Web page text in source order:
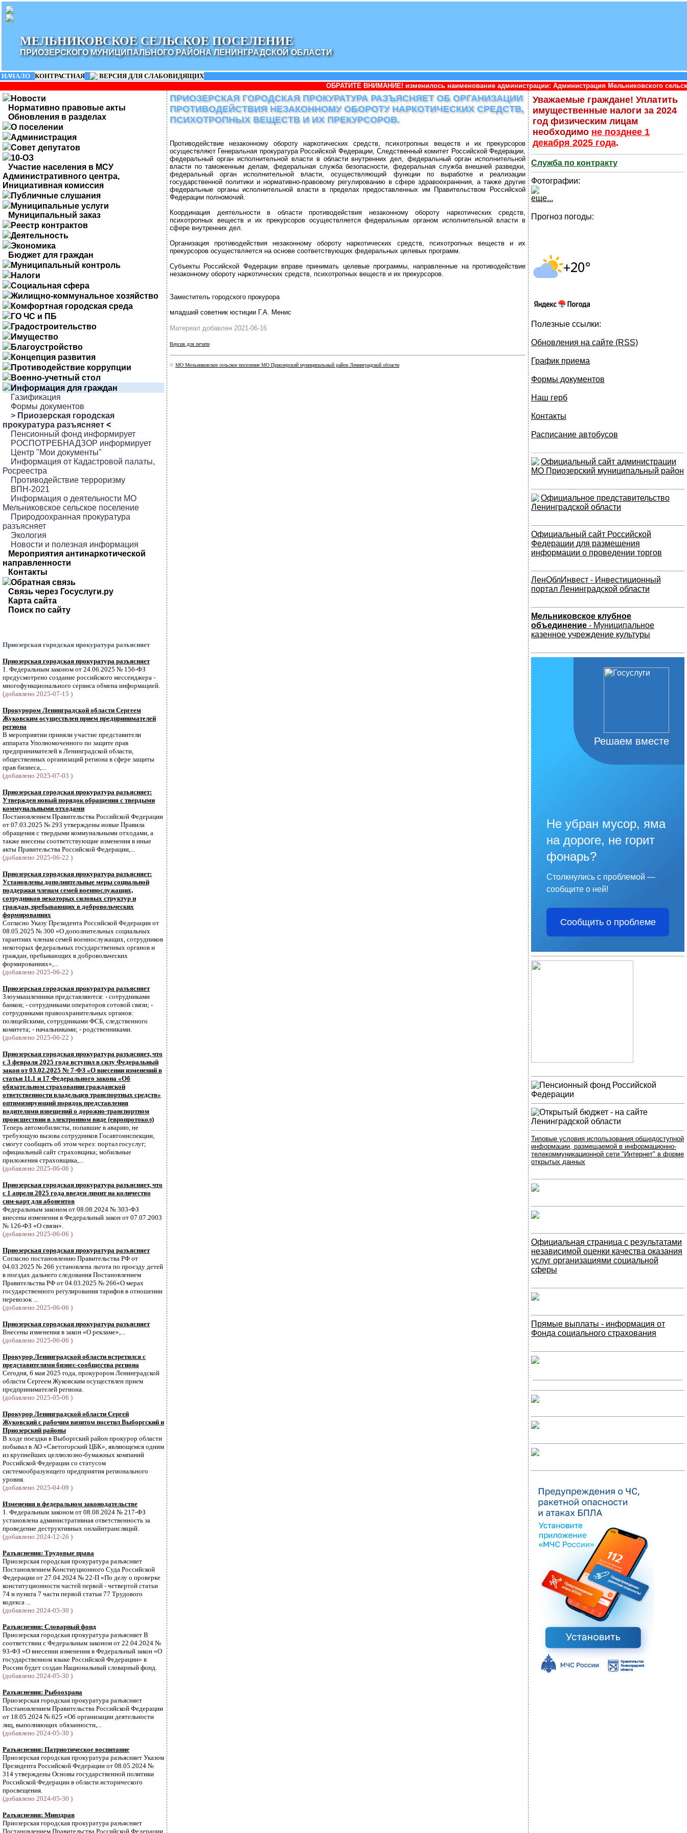
МЕЛЬНИКОВСКОЕ СЕЛЬСКОЕ ПОСЕЛЕНИЕ
ПРИОЗЕРСКОГО МУНИЦИПАЛЬНОГО РАЙОНА ЛЕНИНГРАДСКОЙ ОБЛАСТИ
НАЧАЛО | КОНТРАСТНАЯ |
ВЕРСИЯ ДЛЯ СЛАБОВИДЯЩИХ
ОБРАТИТЕ ВНИМАНИЕ! изменилось наименование администрации: Администрация Мельниковского сельского поселения
Новости
Нормативно правовые акты
Обновления в разделах
О поселении
Администрация
Совет депутатов
10-ОЗ
Участие населения в МСУ
Административного центра,
Инициативная комиссия
Публичные слушания
Муниципальные услуги
Муниципальный заказ
Реестр контрактов
Деятельность
Экономика
Бюджет для граждан
Муниципальный контроль
Налоги
Социальная сфера
Жилищно-коммунальное хозяйство
Комфортная городская среда
ГО ЧС и ПБ
Градостроительство
Имущество
Благоустройство
Концепция развития
Противодействие коррупции
Военно-учетный стол
Информация для граждан
Газификация
Формы документов
> Приозерская городская
прокуратура разъясняет <
Пенсионный фонд информирует
РОСПОТРЕБНАДЗОР информирует
Центр "Мои документы"
Информация от Кадастровой палаты,
Росреестра
Противодействие терроризму
ВПН-2021
Информация о деятельности МО
Мельниковское сельское поселение
Природоохранная прокуратура
разъясняет
Экология
Новости и полезная информация
Мероприятия антинаркотической
направленности
Контакты
Обратная связь
Связь через Госуслуги.ру
Карта сайта
Поиск по сайту
Приозерская городская прокуратура разъясняет
Приозерская городская прокуратура разъясняет
1. Федеральным законом от 24.06.2025 № 156-ФЗ
предусмотрено создание российского мессенджера -
многофункционального сервиса обмена информацией.
(добавлено 2025-07-15 )
Прокурором Ленинградской области Сергеем
Жуковским осуществлен прием предпринимателей
региона
В мероприятии приняли участие представители
аппарата Уполномоченного по защите прав
предпринимателей в Ленинградской области,
общественных организаций региона в сфере защиты
прав бизнеса,...
(добавлено 2025-07-03 )
Приозерская городская прокуратура разъясняет:
Утвержден новый порядок обращения с твердыми
коммунальными отходами
Постановлением Правительства Российской Федерации
от 07.03.2025 № 293 утверждены новые Правила
обращения с твердыми коммунальными отходами, а
также внесены соответствующие изменения в иные
акты Правительства Российской Федерации,...
(добавлено 2025-06-22 )
Приозерская городская прокуратура разъясняет:
Установлены дополнительные меры социальной
поддержки членам семей военнослужащих,
сотрудников некоторых силовых структур и
граждан, пребывающих в добровольческих
формированиях
Согласно Указу Президента Российской Федерации от
08.05.2025 № 300 «О дополнительных социальных
гарантиях членам семей военнослужащих, сотрудников
некоторых федеральных государственных органов и
граждан, пребывающих в добровольческих
формированиях»,...
(добавлено 2025-06-22 )
Приозерская городская прокуратура разъясняет
Злоумышленники представляются: - сотрудниками
банков; - сотрудниками операторов сотовой связи; -
сотрудниками правоохранительных органов:
полицейскими, сотрудниками ФСБ, следственного
комитета; - начальниками; - родственниками.
(добавлено 2025-06-22 )
Приозерская городская прокуратура разъясняет, что
с 3 февраля 2025 года вступил в силу Федеральный
закон от 03.02.2025 № 7-ФЗ «О внесении изменений в
статьи 11.1 и 17 Федерального закона «Об
обязательном страховании гражданской
ответственности владельцев транспортных средств»
оптимизирующий порядок представления
водителями извещений о дорожно-транспортном
происшествии в электронном виде (европротокол)
Теперь автомобилисты, попавшие в аварию, не
требующую вызова сотрудников Госавтоинспекции,
смогут сообщить об этом через: портал госуслуг;
официальный сайт страховщика; мобильные
приложения страховщика,...
(добавлено 2025-06-06 )
Приозерская городская прокуратура разъясняет, что
с 1 апреля 2025 года введен лимит на количество
сим-карт для абонентов
Федеральным законом от 08.08.2024 № 303-ФЗ
внесены изменения в Федеральный закон от 07.07.2003
№ 126-ФЗ «О связи».
(добавлено 2025-06-06 )
Приозерская городская прокуратура разъясняет
Согласно постановлению Правительства РФ от
04.03.2025 № 266 установлена льгота по проезду детей
в поездах дальнего следования Постановлением
Правительства РФ от 04.03.2025 № 266«О мерах
государственного регулирования тарифов в отношении
перевозок ...
(добавлено 2025-06-06 )
Приозерская городская прокуратура разъясняет
Внесены изменения в закон «О рекламе»,...
(добавлено 2025-06-06 )
Прокурор Ленинградской области встретился с
представителями бизнес-сообщества региона
Сегодня, 6 мая 2025 года, прокурором Ленинградской
области Сергеем Жуковским осуществлен прием
предпринимателей региона.
(добавлено 2025-05-06 )
Прокурор Ленинградской области Сергей
Жуковский с рабочим визитом посетил Выборгский и
Приозерский районы
В ходе поездки в Выборгский район прокурор области
побывал в АО «Светогорский ЦБК», являющемся одним
из крупнейших целлюлозно-бумажных компаний
Российской Федерации со статусом
системообразующего предприятия регионального
уровня.
(добавлено 2025-04-09 )
Изменения в федеральном законодательстве
1. Федеральным законом от 08.08.2024 № 217-ФЗ
установлена административная ответственность за
проведение деструктивных онлайнтрансляций.
(добавлено 2024-12-26 )
Разъяснения: Трудовые права
Приозерская городская прокуратура разъясняет
Постановлением Констиуционного Суда Российской
Федерации от 27.04.2024 № 22-П «По делу о проверке
конституционности частей первой - четвертой статьи
74 и пункта 7 части первой статьи 77 Трудового
кодекса ...
(добавлено 2024-05-30 )
Разъяснения: Словарный фонд
Приозерская городская прокуратура разъясняет В
соответствии с Федеральным законом от 22.04.2024 №
93-ФЗ «О внесении изменения в Федеральный закон «О
государственном языке Российской Федерации» в
России будет создан Национальный словарный фонд.
(добавлено 2024-05-30 )
Разъяснения: Рыбоохрана
Приозерская городская прокуратура разъясняет
Постановлением Правительства Российской Федерации
от 18.05.2024 № 625 «Об организации деятельности
лиц, выполняющих обязанности,...
(добавлено 2024-05-30 )
Разъяснения: Патриотическое воспитание
Приозерская городская прокуратура разъясняет Указом
Президента Российской Федерации от 08.05.2024 №
314 утверждены Основы государственной политики
Российской Федерации в области исторического
просвещения.
(добавлено 2024-05-30 )
Разъяснения: Минздрав
Приозерская городская прокуратура разъясняет
Постановлением Правительства Российской Федерации
ПРИОЗЕРСКАЯ ГОРОДСКАЯ ПРОКУРАТУРА РАЗЪЯСНЯЕТ ОБ ОРГАНИЗАЦИИ
ПРОТИВОДЕЙСТВИЯ НЕЗАКОННОМУ ОБОРОТУ НАРКОТИЧЕСКИХ СРЕДСТВ,
ПСИХОТРОПНЫХ ВЕЩЕСТВ И ИХ ПРЕКУРСОРОВ.
Противодействие незаконному обороту наркотических средств, психотропных веществ и их прекурсоров
осуществляют Генеральная прокуратура Российской Федерации, Следственный комитет Российской Федерации,
федеральный орган исполнительной власти в области внутренних дел, федеральный орган исполнительной
власти по таможенным делам, федеральная служба безопасности, федеральная служба внешней разведки,
федеральный орган исполнительной власти, осуществляющий функции по выработке и реализации
государственной политики и нормативно-правовому регулированию в сфере здравоохранения, а также другие
федеральные органы исполнительной власти в пределах предоставленных им Правительством Российской
Федерации полномочий.
Координация деятельности в области противодействия незаконному обороту наркотических средств,
психотропных веществ и их прекурсоров осуществляется федеральным органом исполнительной власти в
сфере внутренних дел.
Организация противодействия незаконному обороту наркотических средств, психотропных веществ и их
прекурсоров осуществляется на основе соответствующих федеральных целевых программ.
Субъекты Российской Федерации вправе принимать целевые программы, направленные на противодействие
незаконному обороту наркотических средств, психотропных веществ и их прекурсоров.
Заместитель городского прокурора
младший советник юстиции Г.А. Менис
Материал добавлен 2021-06-16
Версия для печати
© МО Мельниковское сельское поселение МО Приозерский муниципальный район Ленинградской области
Уважаемые граждане! Уплатить
имущественные налоги за 2024
год физическим лицам
необходимо не позднее 1
декабря 2025 года.
Служба по контракту
Фотографии:
еще...
Прогноз погоды:
Полезные ссылки:
Обновления на сайте (RSS)
График приема
Формы документов
Наш герб
Контакты
Расписание автобусов
Официальный сайт администрации
МО Приозерский муниципальный район
Официальное представительство
Ленинградской области
Официальный сайт Российской
Федерации для размещения
информации о проведении торгов
ЛенОблИнвест - Инвестиционный
портал Ленинградской области
Мельниковское клубное
объединение - Муниципальное
казенное учреждение культуры
Решаем вместе
Не убран мусор, яма
на дороге, не горит
фонарь?
Столкнулись с проблемой —
сообщите о ней!
Сообщить о проблеме
Типовые условия использования общедоступной
информации, размещаемой в информационно-
телекоммуникационной сети "Интернет" в форме
открытых данных
Официальная страница с результатами
независимой оценки качества оказания
услуг организациями социальной
сферы
Прямые выплаты - информация от
Фонда социального страхования